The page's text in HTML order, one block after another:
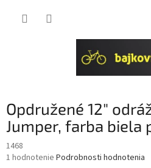
Opdružené 12"
Jumper, farba biela
1468
Priemerné
1 hodnotenie Podrobnosti hodnotenia